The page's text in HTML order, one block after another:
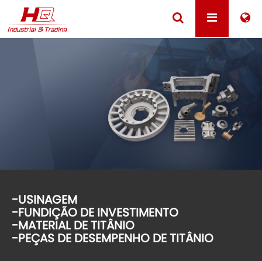
-USINAGEM
-FUNDIÇÃO DE INVESTIMENTO
-MATERIAL DE TITÂNIO
-PEÇAS DE DESEMPENHO DE TITÂNIO